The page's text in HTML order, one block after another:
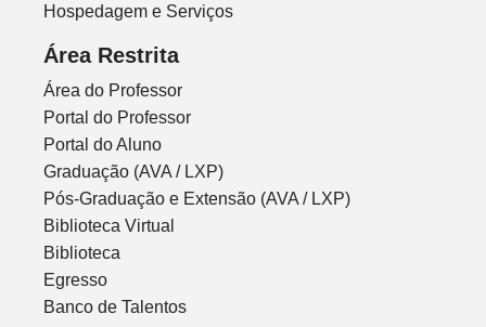
Hospedagem e Serviços
Área Restrita
Área do Professor
Portal do Professor
Portal do Aluno
Graduação (AVA / LXP)
Pós-Graduação e Extensão (AVA / LXP)
Biblioteca Virtual
Biblioteca
Egresso
Banco de Talentos